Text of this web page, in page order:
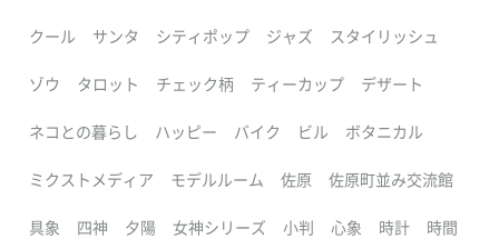
クール サンタ シティポップ ジャズ スタイリッシュ
ゾウ タロット チェック柄 ティーカップ デザート
ネコとの暮らし ハッピー バイク ビル ボタニカル
ミクストメディア モデルルーム 佐原 佐原町並み交流館
具象 四神 夕陽 女神シリーズ 小判 心象 時計 時間